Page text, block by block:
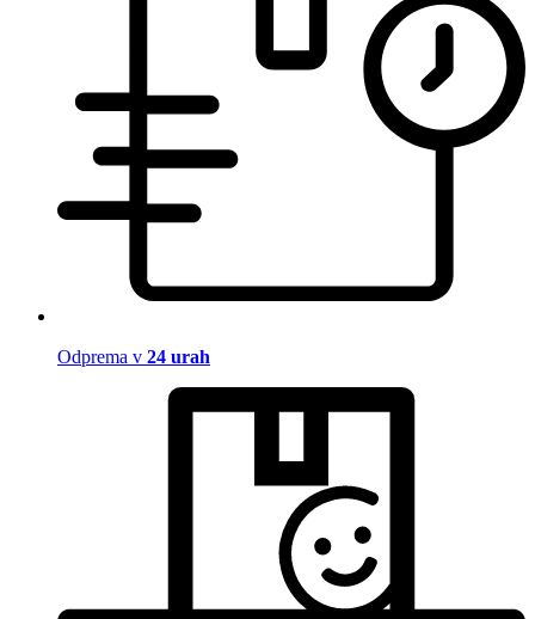
Odprema v 24 urah